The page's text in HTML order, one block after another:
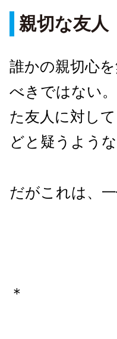
親切な友人
誰かの親切心
べきではない
た友人に対し
どと疑うよう
だがこれは、
＊